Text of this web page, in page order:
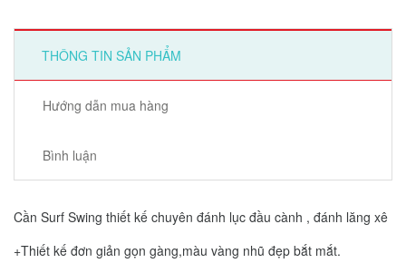
THÔNG TIN SẢN PHẨM
Hướng dẫn mua hàng
Bình luận
Cần Surf Swing thiết kế chuyên đánh lục đầu cành , đánh lăng xê
+Thiết kế đơn giản gọn gàng,màu vàng nhũ đẹp bắt mắt.